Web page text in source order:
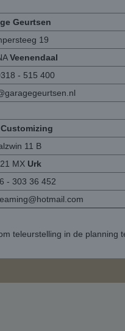
Geurtsen
19
Veenendaal
- 515 400
11 B
MX Urk
- 303 36 452
teleurstelling in de planning